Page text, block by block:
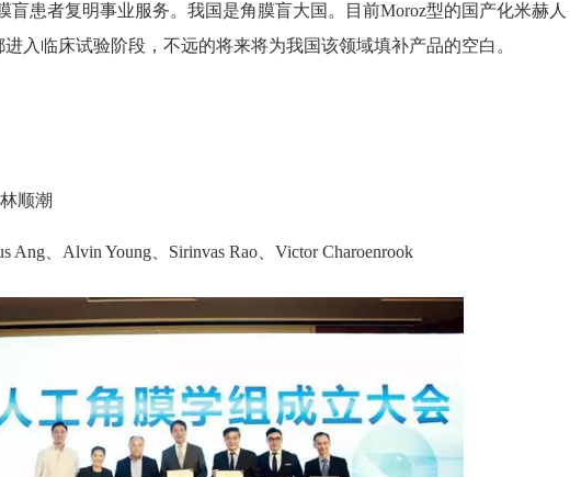
患者复明事业服务。我国是角膜盲大国。目前Moroz型的国产化米赫人
入临床试验阶段，不远的将来将为我国该领域填补产品的空白。
顺潮
、Alvin Young、Sirinvas Rao、Victor Charoenrook